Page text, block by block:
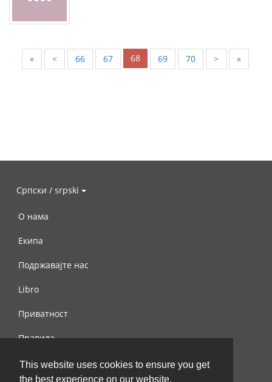
This website uses cookies to ensure you get
the best experience on our website.
« < 66 67 68 69 70 > »
Српски / srpski
О нама
Екипа
Подржавајте нас
Libro
Приватност
Правила
Контактирајте нас